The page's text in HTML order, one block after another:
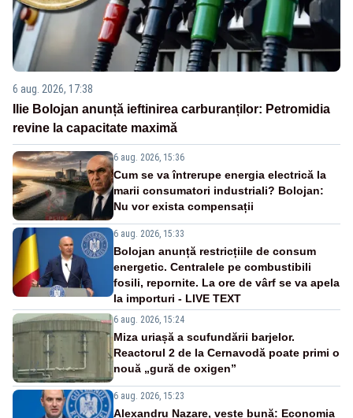
6 aug. 2026, 17:38
Ilie Bolojan anunță ieftinirea carburanților: Petromidia
revine la capacitate maximă
6 aug. 2026, 15:36
Cum se va întrerupe energia electrică la
marii consumatori industriali? Bolojan:
Nu vor exista compensații
6 aug. 2026, 15:33
Bolojan anunță restricțiile de consum
energetic. Centralele pe combustibili
fosili, repornite. La ore de vârf se va apela
la importuri - LIVE TEXT
6 aug. 2026, 15:24
Miza uriașă a scufundării barjelor.
Reactorul 2 de la Cernavodă poate primi o
nouă „gură de oxigen”
6 aug. 2026, 15:23
Alexandru Nazare, veste bună: Economia